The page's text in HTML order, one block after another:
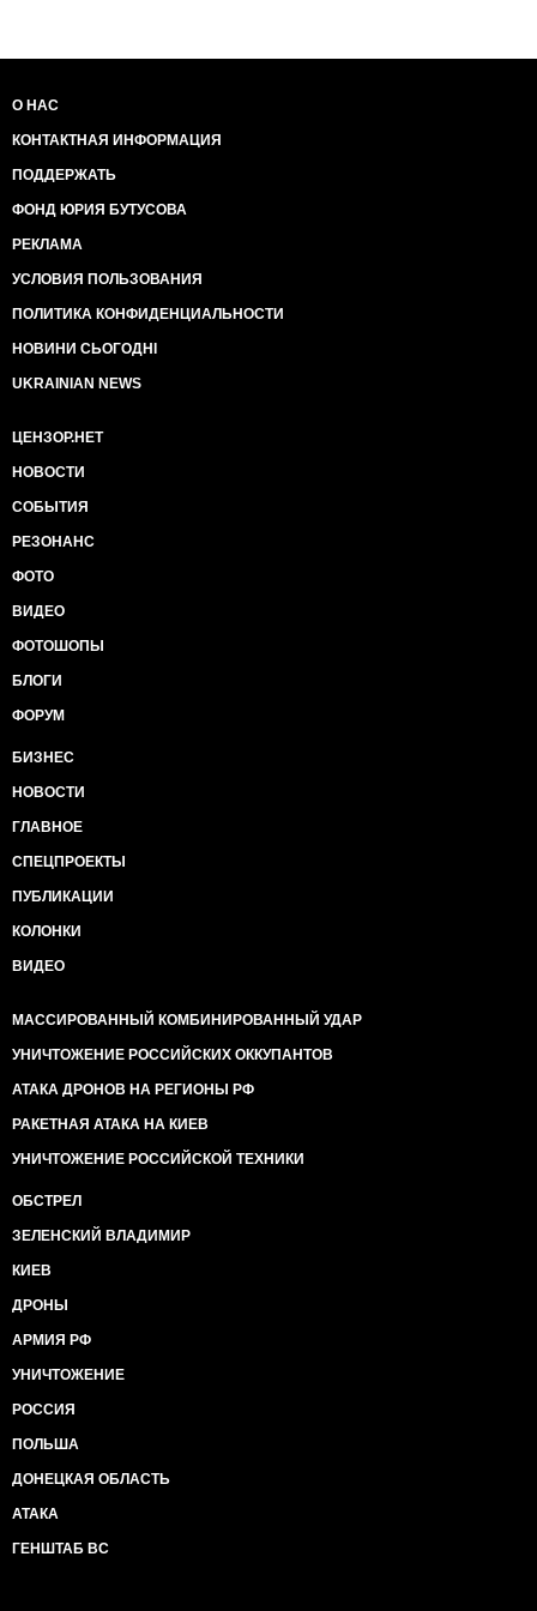
О НАС
КОНТАКТНАЯ ИНФОРМАЦИЯ
ПОДДЕРЖАТЬ
ФОНД ЮРИЯ БУТУСОВА
РЕКЛАМА
УСЛОВИЯ ПОЛЬЗОВАНИЯ
ПОЛИТИКА КОНФИДЕНЦИАЛЬНОСТИ
НОВИНИ СЬОГОДНІ
UKRAINIAN NEWS
ЦЕНЗОР.НЕТ
НОВОСТИ
СОБЫТИЯ
РЕЗОНАНС
ФОТО
ВИДЕО
ФОТОШОПЫ
БЛОГИ
ФОРУМ
БИЗНЕС
НОВОСТИ
ГЛАВНОЕ
СПЕЦПРОЕКТЫ
ПУБЛИКАЦИИ
КОЛОНКИ
ВИДЕО
МАССИРОВАННЫЙ КОМБИНИРОВАННЫЙ УДАР
УНИЧТОЖЕНИЕ РОССИЙСКИХ ОККУПАНТОВ
АТАКА ДРОНОВ НА РЕГИОНЫ РФ
РАКЕТНАЯ АТАКА НА КИЕВ
УНИЧТОЖЕНИЕ РОССИЙСКОЙ ТЕХНИКИ
ОБСТРЕЛ
ЗЕЛЕНСКИЙ ВЛАДИМИР
КИЕВ
ДРОНЫ
АРМИЯ РФ
УНИЧТОЖЕНИЕ
РОССИЯ
ПОЛЬША
ДОНЕЦКАЯ ОБЛАСТЬ
АТАКА
ГЕНШТАБ ВС